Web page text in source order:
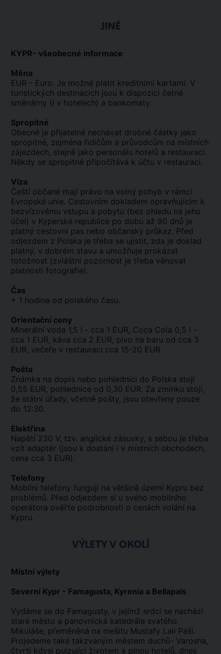
JINÉ
KYPR- všeobecné informace
Měna
EUR - Euro. Je možné platit kreditními kartami. V
turistických destinacích jsou k dispozici četné
směnárny (i v hotelech) a bankomaty.
Spropitné
Obecně je přijatelné nechávat drobné částky jako
spropitné, zejména řidičům a průvodcům na místních
zájezdech, stejně jako personálu hotelů a restaurací.
Někdy se spropitné připočítává k účtu v restauraci.
Víza
Čeští občané mají právo na volný pohyb v rámci
Evropské unie. Cestovním dokladem opravňujícím k
bezvízovému vstupu a pobytu (bez ohledu na jeho
účel) v Kyperské republice po dobu až 90 dnů je
platný cestovní pas nebo občanský průkaz. Před
odjezdem z Polska je třeba se ujistit, zda je doklad
platný, v dobrém stavu a umožňuje prokázat
totožnost (zvláštní pozornost je třeba věnovat
platnosti fotografie).
Čas
+ 1 hodina od polského času.
Orientační ceny
Minerální voda 1,5 l - cca 1 EUR, Coca Cola 0,5 l -
cca 1 EUR, káva cca 2 EUR, pivo na baru od cca 3
EUR, večeře v restauraci cca 15-20 EUR.
Pošta
Známka na dopis nebo pohlednici do Polska stojí
0,55 EUR, pohlednice od 0,30 EUR. Za zmínku stojí,
že státní úřady, včetně pošty, jsou otevřeny pouze
do 12:30.
Elektřina
Napětí 230 V, tzv. anglické zásuvky, s sebou je třeba
vzít adaptér (jsou k dostání i v místních obchodech,
cena cca 3 EUR).
Telefony
Mobilní telefony fungují na většině území Kypru bez
problémů. Před odjezdem si u svého mobilního
operátora ověřte podrobnosti o cenách volání na
Kypru.
VÝLETY V OKOLÍ
Místní výlety
Severní Kypr - Famagusta, Kyrenia a Bellapais
Vydáme se do Famagusty, v jejímž srdci se nachází
staré město a panovnická katedrála svatého
Mikuláše, přeměněná na mešitu Mustafy Lali Paši.
Projedeme také takzvaným městem duchů- Varosha,
čtvrtí kdysi pulzující životem a plnou hotelů, dnes